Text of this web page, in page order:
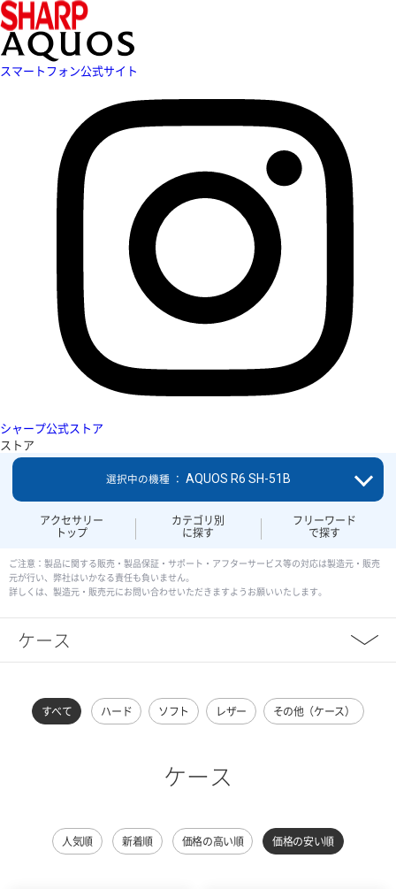
スマートフォン公式サイト
シャープ公式ストア
ストア
アクセサリー
トップ
カテゴリ別
に探す
フリーワード
で探す
選択中の機種 ： AQUOS R6 SH-51B
ご注意：製品に関する販売・製品保証・サポート・アフターサービス等の対応は製造元・販売
元が行い、弊社はいかなる責任も負いません。
詳しくは、製造元・販売元にお問い合わせいただきますようお願いいたします。
ケース
すべて ハード ソフト レザー その他（ケース）
ケース
人気順 新着順 価格の高い順 価格の安い順